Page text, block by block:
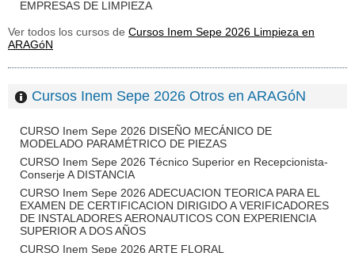
EMPRESAS DE LIMPIEZA
Ver todos los cursos de Cursos Inem Sepe 2026 Limpieza en
ARAGóN
Cursos Inem Sepe 2026 Otros en ARAGóN
CURSO Inem Sepe 2026 DISEÑO MECÁNICO DE
MODELADO PARAMÉTRICO DE PIEZAS
CURSO Inem Sepe 2026 Técnico Superior en Recepcionista-
Conserje A DISTANCIA
CURSO Inem Sepe 2026 ADECUACION TEORICA PARA EL
EXAMEN DE CERTIFICACION DIRIGIDO A VERIFICADORES
DE INSTALADORES AERONAUTICOS CON EXPERIENCIA
SUPERIOR A DOS AÑOS
CURSO Inem Sepe 2026 ARTE FLORAL